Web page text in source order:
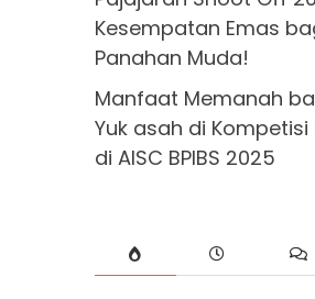
Kesempatan Emas
Panahan Muda!
Manfaat Memanah
Yuk asah di Kompetisi
di AISC BPIBS 2025